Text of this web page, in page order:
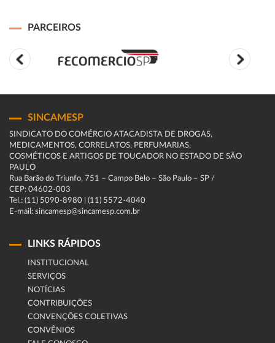
PARCEIROS
SINCAMESP
SINDICATO DO COMÉRCIO ATACADISTA DE DROGAS,
MEDICAMENTOS, CORRELATOS, PERFUMARIAS,
COSMÉTICOS E ARTIGOS DE TOUCADOR NO ESTADO DE SÃO
PAULO
Rua Barão do Triunfo, 751 – Campo Belo – São Paulo – SP /
CEP: 04602-003
Tel.: (11) 5090-8980 | (11) 5572-4040
E-mail: sincamesp@sincamesp.com.br
LINKS RÁPIDOS
INSTITUCIONAL
SERVIÇOS
NOTÍCIAS
CONTRIBUIÇÕES
CONVENÇÕES COLETIVAS
CONVÊNIOS